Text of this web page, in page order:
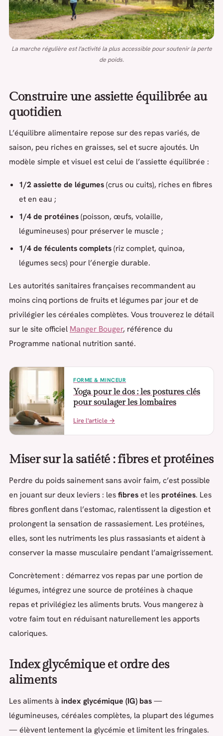
La marche régulière est l'activité la plus accessible pour soutenir la perte
de poids.
Construire une assiette équilibrée au
quotidien
L’équilibre alimentaire repose sur des repas variés, de
saison, peu riches en graisses, sel et sucre ajoutés. Un
modèle simple et visuel est celui de l’assiette équilibrée :
1/2 assiette de légumes(crus ou cuits), riches en fibres
et en eau ;
1/4 de protéines(poisson, œufs, volaille,
légumineuses) pour préserver le muscle ;
1/4 de féculents complets(riz complet, quinoa,
légumes secs) pour l’énergie durable.
Les autorités sanitaires françaises recommandent au
moins cinq portions de fruits et légumes par jour et de
privilégier les céréales complètes. Vous trouverez le détail
sur le site officiel Manger Bouger, référence du
Programme national nutrition santé.
FORME & MINCEUR
Yoga pour le dos : les postures clés
pour soulager les lombaires
Lire l'article →
Miser sur la satiété : fibres et protéines
Perdre du poids sainement sans avoir faim, c’est possible
en jouant sur deux leviers : lesfibreset les protéines. Les
fibres gonflent dans l’estomac, ralentissent la digestion et
prolongent la sensation de rassasiement. Les protéines,
elles, sont les nutriments les plus rassasiants et aident à
conserver la masse musculaire pendant l’amaigrissement.
Concrètement : démarrez vos repas par une portion de
légumes, intégrez une source de protéines à chaque
repas et privilégiez les aliments bruts. Vous mangerez à
votre faim tout en réduisant naturellement les apports
caloriques.
Index glycémique et ordre des
aliments
Les aliments à index glycémique (IG) bas—
légumineuses, céréales complètes, la plupart des légumes
— élèvent lentement la glycémie et limitent les fringales.